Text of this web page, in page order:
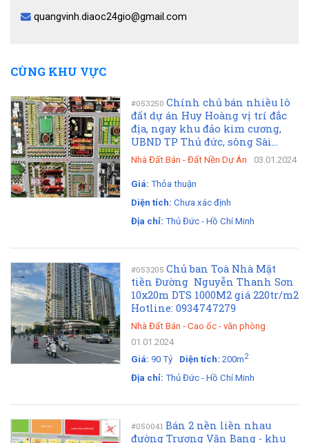
quangvinh.diaoc24gio@gmail.com
CÙNG KHU VỰC
#053250 Chính chủ bán nhiều lô
đất dự án Huy Hoàng vị trí đắc
địa, ngay khu đảo kim cương,
UBND TP Thủ đức, sông Sài...
Nhà Đất Bán - Đất Nền Dự Án 03.01.2024
Giá: Thỏa thuận
Diện tích: Chưa xác định
Địa chỉ: Thủ Đức - Hồ Chí Minh
#053205 Chủ ban Toà Nhà Mặt
tiền Đường Nguyễn Thanh Sơn
10x20m DTS 1000M2 giá 220tr/m2
Hotline: 0934747279
Nhà Đất Bán - Cao ốc - văn phòng
01.01.2024
Giá: 90 Tỷ Diện tích: 200m2
Địa chỉ: Thủ Đức - Hồ Chí Minh
#050041 Bán 2 nền liền nhau
đường Trương Văn Bang - khu